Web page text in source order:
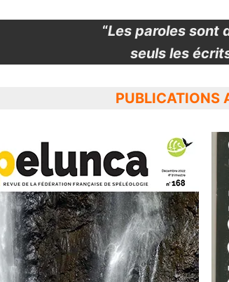
“Les paroles sont
seuls les
PUBLICATIONS